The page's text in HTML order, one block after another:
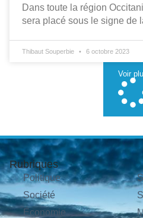
Dans toute la région
sera placé sous le signe de
Thibaut Souperbie 6 octobre 2023
Voir
Rubriques
Politique
Société
Économie